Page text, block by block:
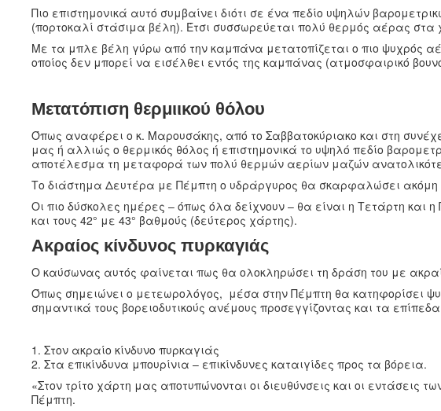
Πιο επιστημονικά αυτό συμβαίνει διότι σε ένα πεδίο υψηλών
(πορτοκαλί στάσιμα βέλη). Έτσι συσσωρεύεται πολύ θερμός αέρας
Με τα μπλε βέλη γύρω από την καμπάνα μετατοπίζεται ο πιο ψυχρός
οποίος δεν μπορεί να εισέλθει εντός της καμπάνας (ατμοσφαιρικό
Μετατόπιση θερμιικού θόλου
Όπως αναφέρει ο κ. Μαρουσάκης, από το Σαββατοκύριακο και στη
μας ή αλλιώς ο θερμικός θόλος ή επιστημονικά το υψηλό πεδίο
αποτέλεσμα τη μεταφορά των πολύ θερμών αερίων μαζών
Το διάστημα Δευτέρα με Πέμπτη ο υδράργυρος θα σκαρφαλώσει ακόμη
Οι πιο δύσκολες ημέρες – όπως όλα δείχνουν – θα είναι η Τετάρτη και
και τους 42° με 43° βαθμούς (δεύτερος χάρτης).
Ακραίος κίνδυνος πυρκαγιάς
Ο καύσωνας αυτός φαίνεται πως θα ολοκληρώσει τη δράση του με
Όπως σημειώνει ο μετεωρολόγος, μέσα στην Πέμπτη θα κατηφορίσει
σημαντικά τους βορειοδυτικούς ανέμους προσεγγίζοντας και τα
1. Στον ακραίο κίνδυνο πυρκαγιάς
2. Στα επικίνδυνα μπουρίνια – επικίνδυνες καταιγίδες προς τα βόρεια.
«Στον τρίτο χάρτη μας αποτυπώνονται οι διευθύνσεις και οι
Πέμπτη.